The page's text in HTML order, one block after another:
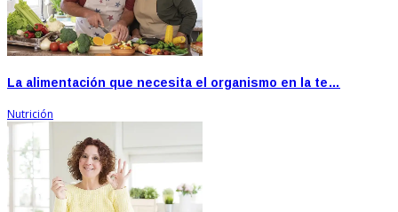
La alimentación que necesita el organismo en la te…
Nutrición